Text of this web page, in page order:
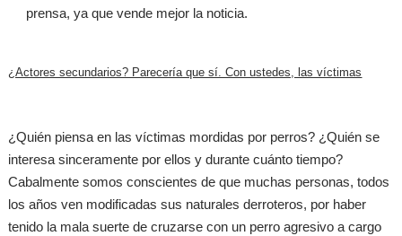
prensa, ya que vende mejor la noticia.
¿Actores secundarios? Parecería que sí. Con ustedes, las víctimas
¿Quién piensa en las víctimas mordidas por perros? ¿Quién se
interesa sinceramente por ellos y durante cuánto tiempo?
Cabalmente somos conscientes de que muchas personas, todos
los años ven modificadas sus naturales derroteros, por haber
tenido la mala suerte de cruzarse con un perro agresivo a cargo